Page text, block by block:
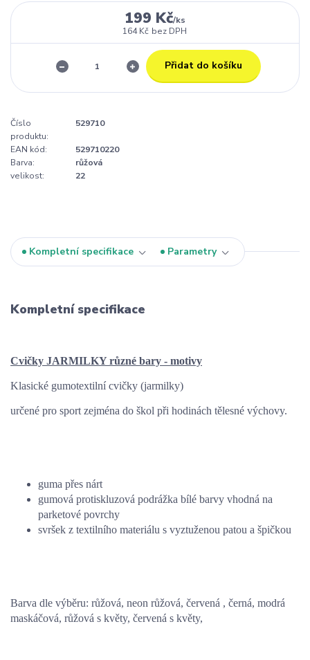
199 Kč/ks
164 Kč bez DPH
Přidat do košíku
Číslo
produktu:
529710
EAN kód:
529710220
Barva:
růžová
velikost:
22
Kompletní specifikace Parametry
Kompletní specifikace
Cvičky JARMILKY různé bary - motivy
Klasické gumotextilní cvičky (jarmilky)
určené pro sport zejména do škol při hodinách tělesné výchovy.
guma přes nárt
gumová protiskluzová podrážka bílé barvy vhodná na
parketové povrchy
svršek z textilního materiálu s vyztuženou patou a špičkou
Barva dle výběru: růžová, neon růžová, červená , černá, modrá
maskáčová, růžová s květy, červená s květy,